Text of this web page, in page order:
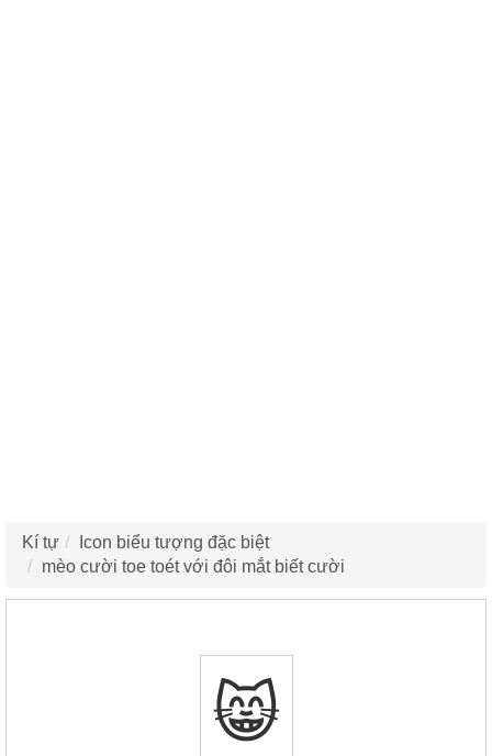
Kí tự
Icon biểu tượng đặc biệt
mèo cười toe toét với đôi mắt biết cười
😸